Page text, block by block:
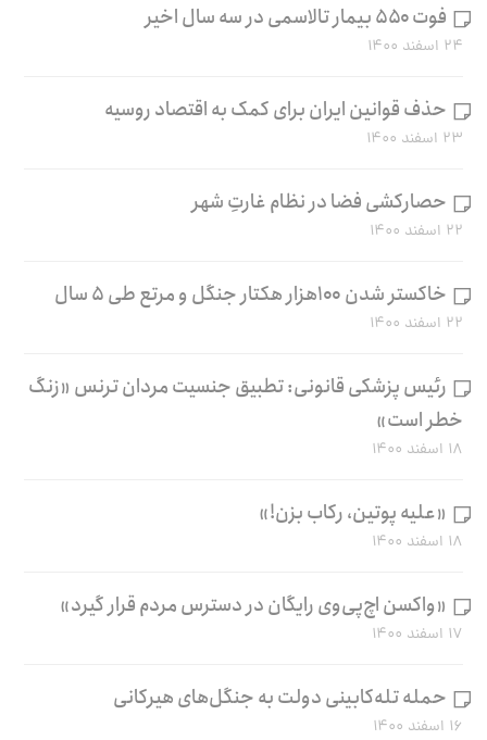
فوت ۵۵۰ بیمار تالاسمی در سه سال اخیر
۲۴ اسفند ۱۴۰۰
حذف قوانین ایران برای کمک به اقتصاد روسیه
۲۳ اسفند ۱۴۰۰
حصارکشی فضا در نظام غارتِ شهر
۲۲ اسفند ۱۴۰۰
خاکستر شدن ۱۰۰هزار هکتار جنگل و مرتع طی ۵ سال
۲۲ اسفند ۱۴۰۰
رئیس پزشکی قانونی: تطبیق جنسیت مردان ترنس «زنگ
خطر است»
۱۸ اسفند ۱۴۰۰
«علیه پوتین، رکاب بزن!»
۱۸ اسفند ۱۴۰۰
«واکسن اچ‌پی‌وی رایگان در دسترس مردم قرار گیرد»
۱۷ اسفند ۱۴۰۰
حمله تله‌کابینی دولت به جنگل‌های هیرکانی
۱۶ اسفند ۱۴۰۰